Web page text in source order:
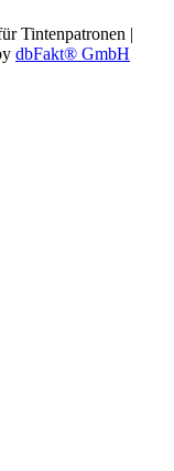
Tintenpatronen |
dbFakt® GmbH